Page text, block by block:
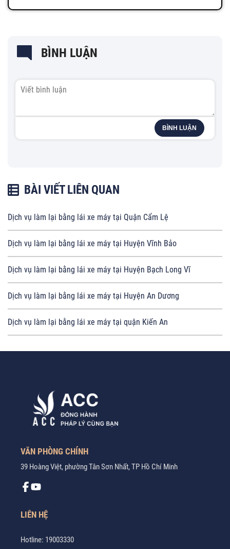
BÌNH LUẬN
BÌNH LUẬN
BÀI VIẾT LIÊN QUAN
Dịch vụ làm lại bằng lái xe máy tại Quận Cẩm Lệ
Dịch vụ làm lại bằng lái xe máy tại Huyện Vĩnh Bảo
Dịch vụ làm lại bằng lái xe máy tại Huyện Bạch Long Vĩ
Dịch vụ làm lại bằng lái xe máy tại Huyện An Dương
Dịch vụ làm lại bằng lái xe máy tại quận Kiến An
VĂN PHÒNG CHÍNH
39 Hoàng Việt, phường Tân Sơn Nhất, TP Hồ Chí Minh
LIÊN HỆ
Hotline: 19003330